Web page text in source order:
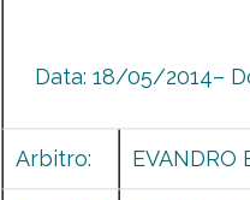
Data: 18/05/2014–
Arbitro: EVANDRO